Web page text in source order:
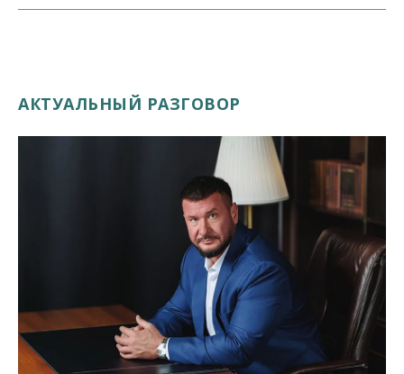
АКТУАЛЬНЫЙ РАЗГОВОР